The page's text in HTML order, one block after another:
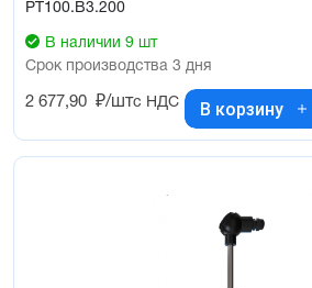
РТ100.В3.200
В наличии 9 шт
Срок производства 3 дня
2 677,90 ₽/штс НДС В корзину